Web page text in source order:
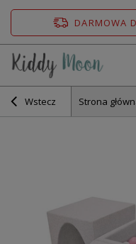
DARMOWA
Wstecz Strona